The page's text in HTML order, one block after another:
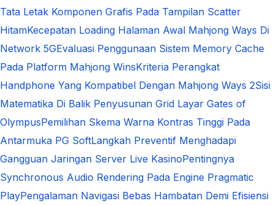
Tata Letak Komponen Grafis Pada Tampilan Scatter
HitamKecepatan Loading Halaman Awal Mahjong Ways Di
Network 5GEvaluasi Penggunaan Sistem Memory Cache
Pada Platform Mahjong WinsKriteria Perangkat
Handphone Yang Kompatibel Dengan Mahjong Ways 2Sisi
Matematika Di Balik Penyusunan Grid Layar Gates of
OlympusPemilihan Skema Warna Kontras Tinggi Pada
Antarmuka PG SoftLangkah Preventif Menghadapi
Gangguan Jaringan Server Live KasinoPentingnya
Synchronous Audio Rendering Pada Engine Pragmatic
PlayPengalaman Navigasi Bebas Hambatan Demi Efisiensi